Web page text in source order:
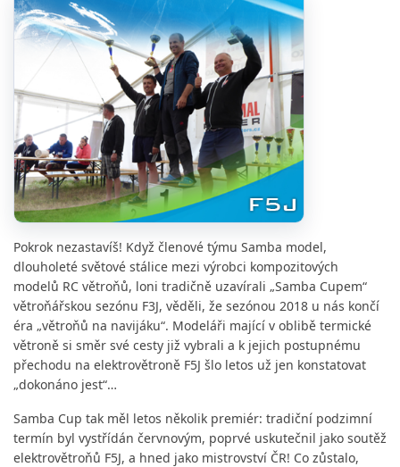
Pokrok nezastavíš! Když členové týmu Samba model,
dlouholeté světové stálice mezi výrobci kompozitových
modelů RC větroňů, loni tradičně uzavírali „Samba Cupem“
větroňářskou sezónu F3J, věděli, že sezónou 2018 u nás končí
éra „větroňů na navijáku“. Modeláři mající v oblibě termické
větroně si směr své cesty již vybrali a k jejich postupnému
přechodu na elektrovětroně F5J šlo letos už jen konstatovat
„dokonáno jest“…
Samba Cup tak měl letos několik premiér: tradiční podzimní
termín byl vystřídán červnovým, poprvé uskutečnil jako soutěž
elektrovětroňů F5J, a hned jako mistrovství ČR! Co zůstalo,